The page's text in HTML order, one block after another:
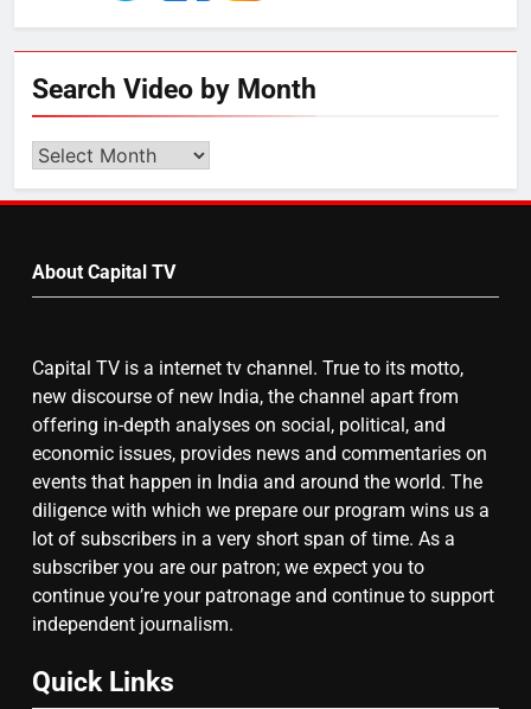
राम की नगरी अयोध्या में आने वाले भक्तों
का स्वागत करेगा लक्ष्मण द्वार
बढ़ा पंचायतों का बजट
7
गाजा युद्धविराम को लेकर बड़ी खबरें
8
चुनाव से पहले लालू परिवार पर बड़ा झटका,
दिल्ली कोर्ट ने IRCTC घोटाले में आरोप
तय किए
Search Video by Month
Search
by
About Capital TV
Capital TV is a internet tv channel. True to its motto,
new discourse of new India, the channel apart from
offering in-depth analyses on social, political, and
economic issues, provides news and commentaries on
events that happen in India and around the world. The
diligence with which we prepare our program wins us a
lot of subscribers in a very short span of time. As a
subscriber you are our patron; we expect you to
continue you’re your patronage and continue to support
independent journalism.
Quick Links